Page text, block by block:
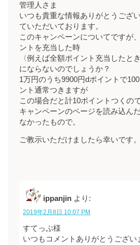
管理人さま
いつも貴重な情報ありがとうござ
ていただいております。
このキャンペーンについてですが
ントを充当した時
〈例えば全額ポイント充当したと
にならないのでしょうか？
1万円のうち9900円dポイントで
ント通常つきますが
この場合だと計10ポイントつくの
キャンペーンのページを読み込ん
なかったもので。
ご教示いただけましたら幸いです。
ippanjin より:
2019年2月8日 10:07 PM
すてっぷ様
いつもコメントありがとうござい